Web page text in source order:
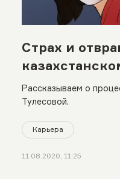
Страх и
Рассказываем о
Тулесовой.
Карьера
11.08.2020, 11:25